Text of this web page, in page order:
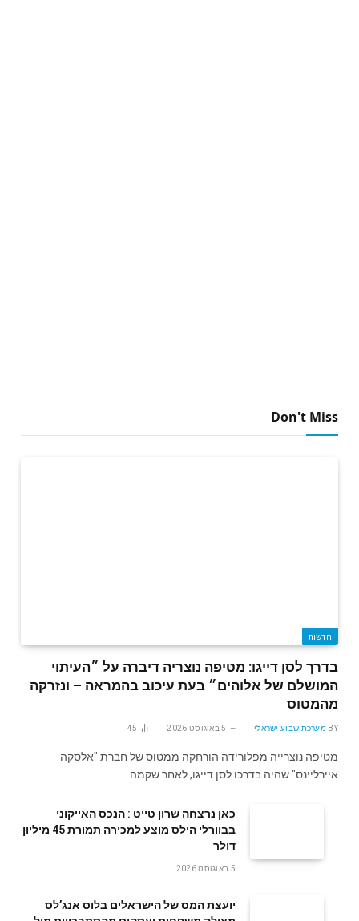
Don't Miss
חדשות
בדרך לסן דייגו: מטיפה נוצריה דיברה על ״העיתוי
המושלם של אלוהים״ בעת עיכוב בהמראה – ונזרקה
מהמטוס
BY מערכת שבוע ישראלי 5 באוגוסט 2026 45
מטיפה נוצרייה מפלורידה הורחקה ממטוס של חברת "אלסקה
איירליינס" שהיה בדרכו לסן דייגו, לאחר שקמה…
‬דולר
5 באוגוסט 2026